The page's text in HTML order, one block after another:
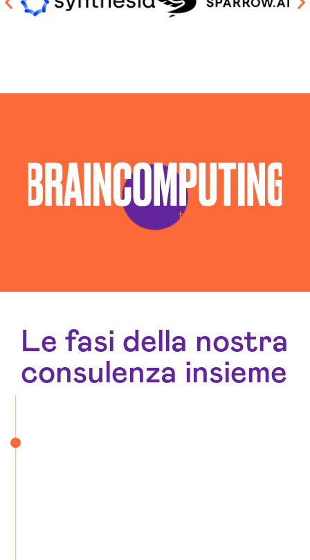
Le fasi della nostra
consulenza insieme